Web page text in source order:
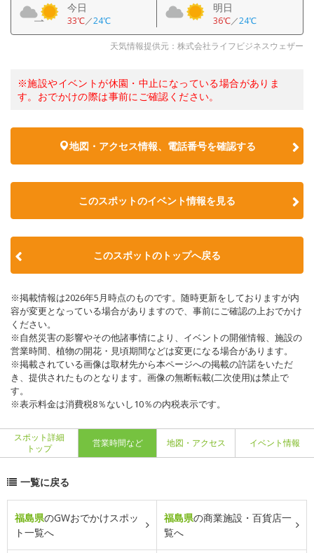
今日
33℃／24℃
明日
36℃／24℃
天気情報提供元：株式会社ライフビジネスウェザー
※施設やイベントが休園・中止になっている場合がありま
す。おでかけの際は事前にご確認ください。
地図・アクセス情報、電話番号を確認する
このスポットのイベント情報を見る
このスポットのトップへ戻る
※掲載情報は2026年5月時点のものです。随時更新をしておりますが内
容が変更となっている場合がありますので、事前にご確認の上おでかけ
ください。
※自然災害の影響やその他諸事情により、イベントの開催情報、施設の
営業時間、植物の開花・見頃期間などは変更になる場合があります。
※掲載されている画像は取材先から本ページへの掲載の許諾をいただ
き、提供されたものとなります。画像の無断転載(二次使用)は禁止で
す。
※表示料金は消費税8％ないし10％の内税表示です。
スポット詳細
トップ
営業時間など 地図・アクセス イベント情報
一覧に戻る
福島県のGWおでかけスポッ
ト一覧へ
福島県の商業施設・百貨店一
覧へ